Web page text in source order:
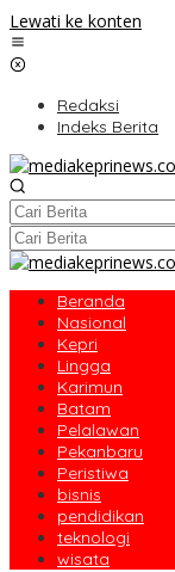
Lewati ke konten
Redaksi
Indeks Berita
Beranda
Nasional
Kepri
Lingga
Karimun
Batam
Pelalawan
Pekanbaru
Peristiwa
bisnis
pendidikan
teknologi
wisata